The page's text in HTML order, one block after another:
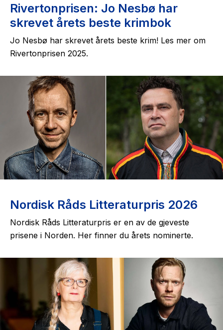
Rivertonprisen: Jo Nesbø har
skrevet årets beste krimbok
Jo Nesbø har skrevet årets beste krim! Les mer om
Rivertonprisen 2025.
Nordisk Råds Litteraturpris 2026
Nordisk Råds Litteraturpris er en av de gjeveste
prisene i Norden. Her finner du årets nominerte.